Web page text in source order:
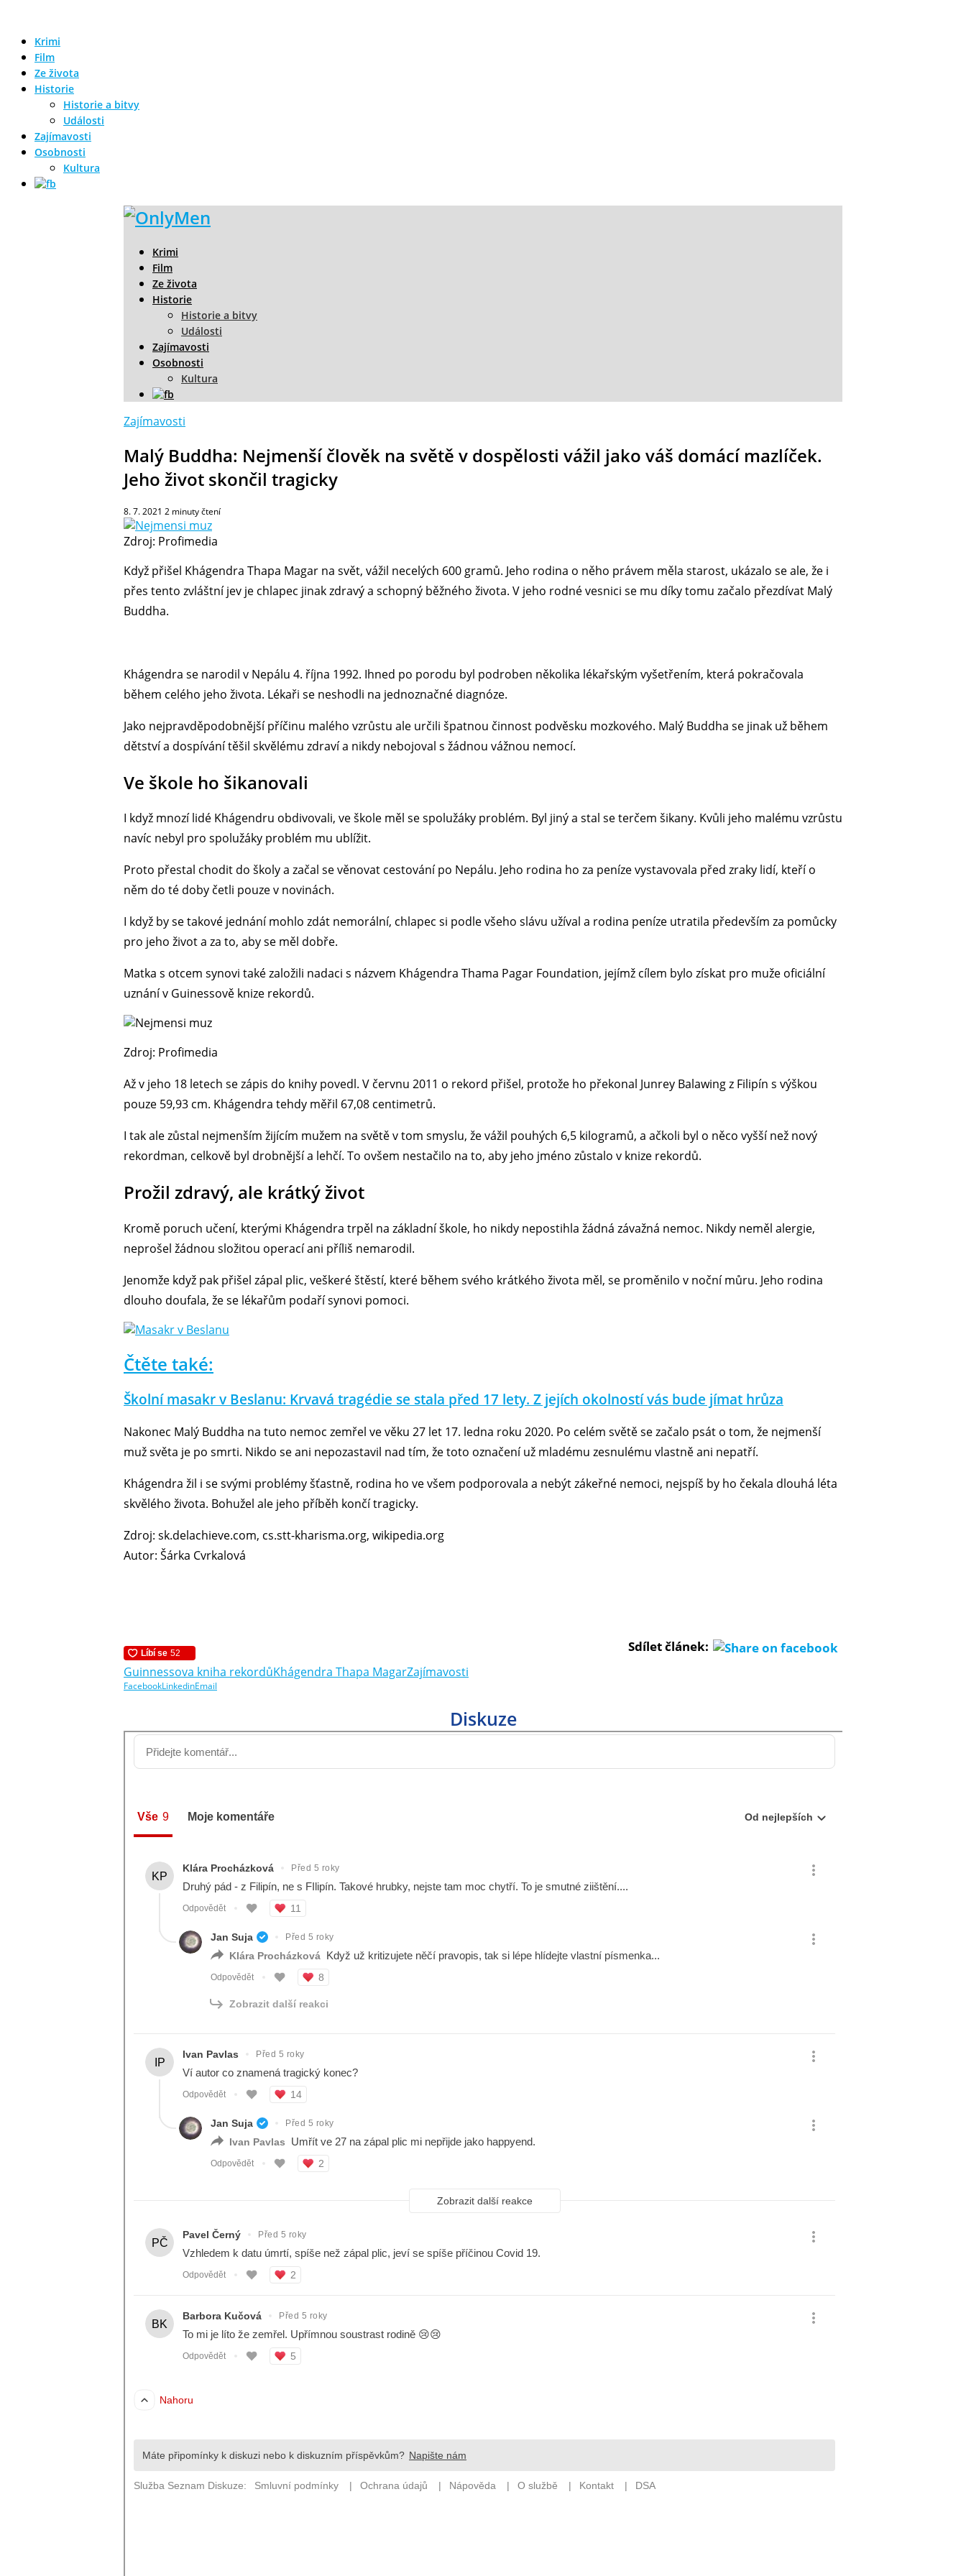
Krimi
Film
Ze života
Historie
Historie a bitvy
Události
Zajímavosti
Osobnosti
Kultura
Krimi
Film
Ze života
Historie
Historie a bitvy
Události
Zajímavosti
Osobnosti
Kultura
Zajímavosti
Malý Buddha: Nejmenší člověk na světě v dospělosti vážil jako váš domácí mazlíček.
Jeho život skončil tragicky
8. 7. 2021 2 minuty čtení
Zdroj: Profimedia
Když přišel Khágendra Thapa Magar na svět, vážil necelých 600 gramů. Jeho rodina o něho právem měla starost, ukázalo se ale, že i
přes tento zvláštní jev je chlapec jinak zdravý a schopný běžného života. V jeho rodné vesnici se mu díky tomu začalo přezdívat Malý
Buddha.
Khágendra se narodil v Nepálu 4. října 1992. Ihned po porodu byl podroben několika lékařským vyšetřením, která pokračovala
během celého jeho života. Lékaři se neshodli na jednoznačné diagnóze.
Jako nejpravděpodobnější příčinu malého vzrůstu ale určili špatnou činnost podvěsku mozkového. Malý Buddha se jinak už během
dětství a dospívání těšil skvělému zdraví a nikdy nebojoval s žádnou vážnou nemocí.
Ve škole ho šikanovali
I když mnozí lidé Khágendru obdivovali, ve škole měl se spolužáky problém. Byl jiný a stal se terčem šikany. Kvůli jeho malému vzrůstu
navíc nebyl pro spolužáky problém mu ublížit.
Proto přestal chodit do školy a začal se věnovat cestování po Nepálu. Jeho rodina ho za peníze vystavovala před zraky lidí, kteří o
něm do té doby četli pouze v novinách.
I když by se takové jednání mohlo zdát nemorální, chlapec si podle všeho slávu užíval a rodina peníze utratila především za pomůcky
pro jeho život a za to, aby se měl dobře.
Matka s otcem synovi také založili nadaci s názvem Khágendra Thama Pagar Foundation, jejímž cílem bylo získat pro muže oficiální
uznání v Guinessově knize rekordů.
Zdroj: Profimedia
Až v jeho 18 letech se zápis do knihy povedl. V červnu 2011 o rekord přišel, protože ho překonal Junrey Balawing z Filipín s výškou
pouze 59,93 cm. Khágendra tehdy měřil 67,08 centimetrů.
I tak ale zůstal nejmenším žijícím mužem na světě v tom smyslu, že vážil pouhých 6,5 kilogramů, a ačkoli byl o něco vyšší než nový
rekordman, celkově byl drobnější a lehčí. To ovšem nestačilo na to, aby jeho jméno zůstalo v knize rekordů.
Prožil zdravý, ale krátký život
Kromě poruch učení, kterými Khágendra trpěl na základní škole, ho nikdy nepostihla žádná závažná nemoc. Nikdy neměl alergie,
neprošel žádnou složitou operací ani příliš nemarodil.
Jenomže když pak přišel zápal plic, veškeré štěstí, které během svého krátkého života měl, se proměnilo v noční můru. Jeho rodina
dlouho doufala, že se lékařům podaří synovi pomoci.
Čtěte také:
Školní masakr v Beslanu: Krvavá tragédie se stala před 17 lety. Z jejích okolností vás bude jímat hrůza
Nakonec Malý Buddha na tuto nemoc zemřel ve věku 27 let 17. ledna roku 2020. Po celém světě se začalo psát o tom, že nejmenší
muž světa je po smrti. Nikdo se ani nepozastavil nad tím, že toto označení už mladému zesnulému vlastně ani nepatří.
Khágendra žil i se svými problémy šťastně, rodina ho ve všem podporovala a nebýt zákeřné nemoci, nejspíš by ho čekala dlouhá léta
skvělého života. Bohužel ale jeho příběh končí tragicky.
Zdroj: sk.delachieve.com, cs.stt-kharisma.org, wikipedia.org
Autor: Šárka Cvrkalová
Sdílet článek:
Guinnessova kniha rekordůKhágendra Thapa MagarZajímavosti
FacebookLinkedinEmail
Diskuze